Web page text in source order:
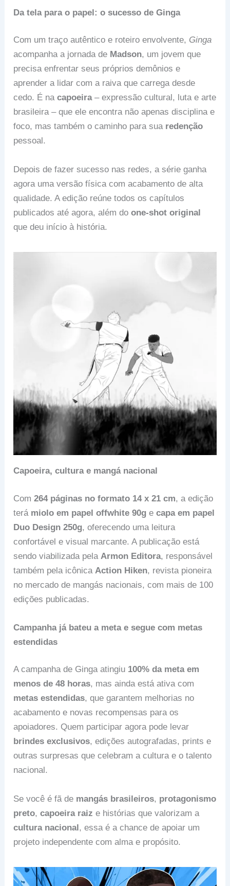
Da tela para o papel: o sucesso de Ginga
Com um traço autêntico e roteiro envolvente, Ginga
acompanha a jornada de Madson, um jovem que
precisa enfrentar seus próprios demônios e
aprender a lidar com a raiva que carrega desde
cedo. É nacapoeira– expressão cultural, luta e arte
brasileira – que ele encontra não apenas disciplina e
foco, mas também o caminho para sua redenção
pessoal.
Depois de fazer sucesso nas redes, a série ganha
agora uma versão física com acabamento de alta
qualidade. A edição reúne todos os capítulos
publicados até agora, além doone-shot original
que deu início à história.
Capoeira, cultura e mangá nacional
Com264 páginas no formato 14 x 21 cm, a edição
terá miolo em papel offwhite 90g ecapa em papel
Duo Design 250g, oferecendo uma leitura
confortável e visual marcante. A publicação está
sendo viabilizada pela Armon Editora, responsável
também pela icônica Action Hiken, revista pioneira
no mercado de mangás nacionais, com mais de 100
edições publicadas.
Campanha já bateu a meta e segue com metas
estendidas
A campanha de Ginga atingiu 100% da meta em
menos de 48 horas, mas ainda está ativa com
metas estendidas, que garantem melhorias no
acabamento e novas recompensas para os
apoiadores. Quem participar agora pode levar
brindes exclusivos, edições autografadas, prints e
outras surpresas que celebram a cultura e o talento
nacional.
Se você é fã de mangás brasileiros, protagonismo
preto,capoeira raiz e histórias que valorizam a
cultura nacional, essa é a chance de apoiar um
projeto independente com alma e propósito.